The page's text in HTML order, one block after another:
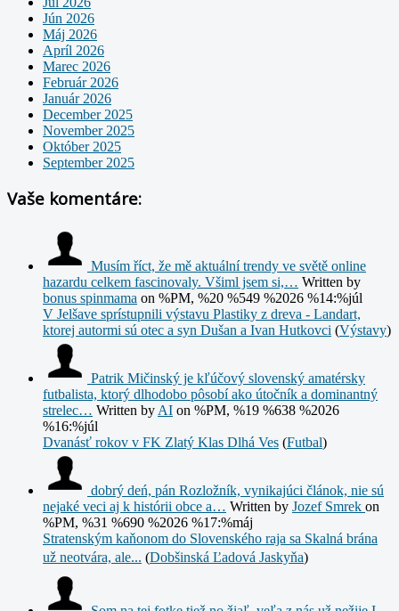
Jún 2026
Máj 2026
Apríl 2026
Marec 2026
Február 2026
Január 2026
December 2025
November 2025
Október 2025
September 2025
Vaše komentáre:
Musím říct, že mě aktuální trendy ve světě online
hazardu celkem fascinovaly. Všiml jsem si,… Written by
bonus spinmama on %PM, %20 %549 %2026 %14:%júl
V Jelšave sprístupnili výstavu Plastiky z dreva - Landart,
ktorej autormi sú otec a syn Dušan a Ivan Hutkovci (Výstavy)
Patrik Mičinský je kľúčový slovenský amatérsky
futbalista, ktorý dlhodobo pôsobí ako útočník a dominantný
strelec… Written by AI on %PM, %19 %638 %2026
%16:%júl
Dvanásť rokov v FK Zlatý Klas Dlhá Ves (Futbal)
dobrý deń, pán Rozložník, vynikajúci článok, nie sú
nejaké veci aj k histórii obce a… Written by Jozef Smrek on
%PM, %31 %690 %2026 %17:%máj
Stratenským kaňonom do Slovenského raja sa Skalná brána
už neotvára, ale... (Dobšinská Ľadová Jaskyňa)